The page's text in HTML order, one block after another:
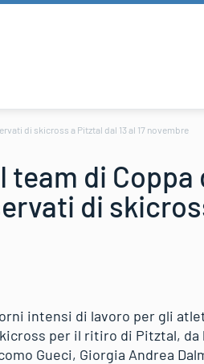
di skicross a Pitztal dal 13 al 17 novembre
I team di
di
intensi di lavoro per gli
per il ritiro di Pitztal, da
Gueci, Giorgia Andrea